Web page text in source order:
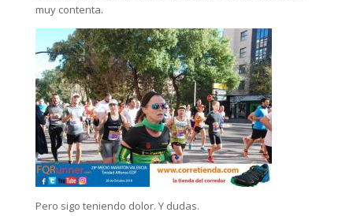
muy contenta.
Pero sigo teniendo dolor. Y dudas.